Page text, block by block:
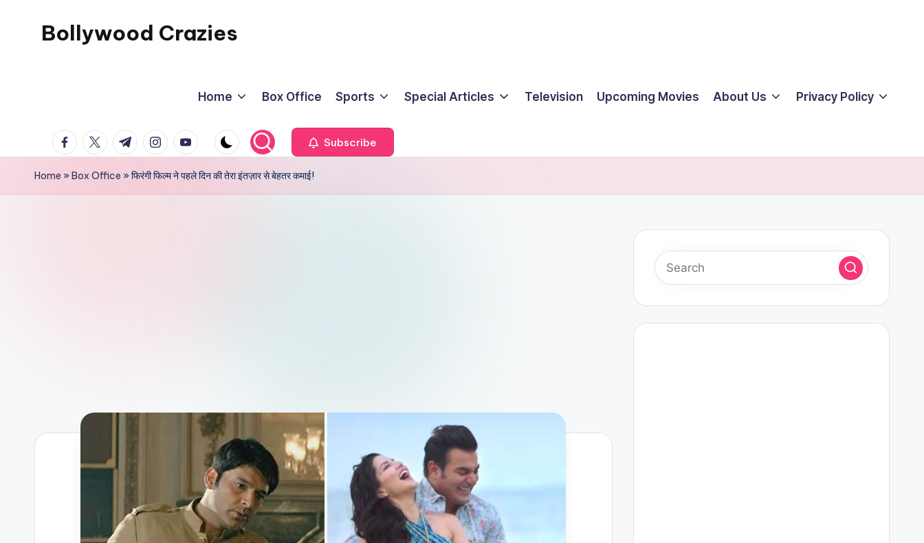
Bollywood Crazies
Home Box Office Sports Special Articles Television Upcoming Movies About Us Privacy Policy
facebook.com
twitter.com
t.me instagram.com
youtube.com Subscribe
Home »Box Office »फिरंगी फिल्म ने पहले दिन की तेरा इंतज़ार से बेहतर कमाई!